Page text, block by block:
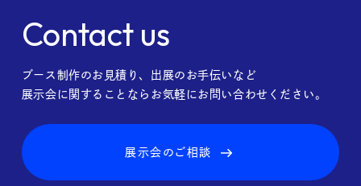
Contact us
ブース制作のお見積り、出展のお手伝いなど
展示会に関することならお気軽にお問い合わせください。
展示会のご相談